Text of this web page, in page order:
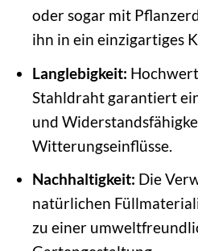
oder sogar mit
ihn in ein einzigartiges
Langlebigkeit:
Stahldraht garantiert
und
Witterungseinflüsse.
Nachhaltigkeit: Die
natürlichen
zu einer